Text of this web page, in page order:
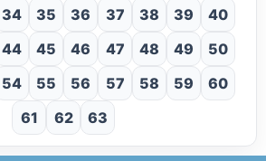
34 35 36 37 38 39
40
44 45 46 47 48 49
50
54 55 56 57 58 59
60
61
62 63